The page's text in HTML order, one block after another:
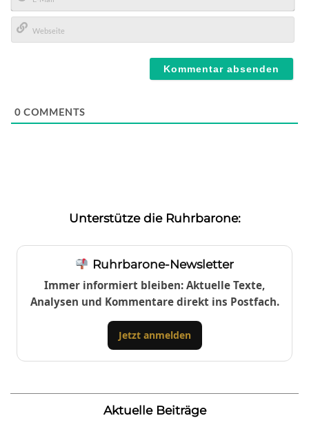
E-
Mail*
0 COMMENTS
Unterstütze die Ruhrbarone:
Ruhrbarone-Newsletter
Immer informiert bleiben: Aktuelle Texte,
Analysen und Kommentare direkt ins Postfach.
Jetzt anmelden
Aktuelle Beiträge